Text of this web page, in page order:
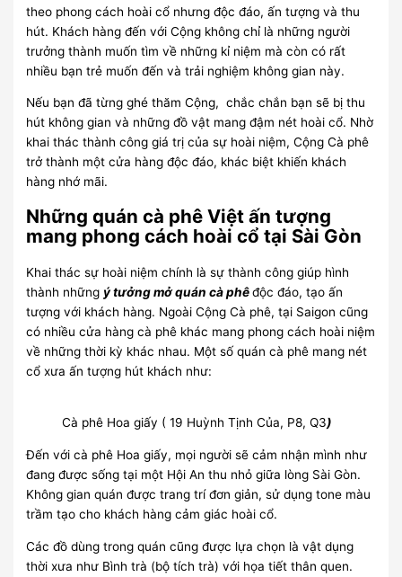
theo phong cách hoài cổ nhưng độc đáo, ấn tượng và thu
hút. Khách hàng đến với Cộng không chỉ là những người
trưởng thành muốn tìm về những kỉ niệm mà còn có rất
nhiều bạn trẻ muốn đến và trải nghiệm không gian này.
Nếu bạn đã từng ghé thăm Cộng, chắc chắn bạn sẽ bị thu
hút không gian và những đồ vật mang đậm nét hoài cổ. Nhờ
khai thác thành công giá trị của sự hoài niệm, Cộng Cà phê
trở thành một cửa hàng độc đáo, khác biệt khiến khách
hàng nhớ mãi.
Những quán cà phê Việt ấn tượng
mang phong cách hoài cổ tại Sài Gòn
Khai thác sự hoài niệm chính là sự thành công giúp hình
thành những ý tưởng mở quán cà phêđộc đáo, tạo ấn
tượng với khách hàng. Ngoài Cộng Cà phê, tại Saigon cũng
có nhiều cửa hàng cà phê khác mang phong cách hoài niệm
về những thời kỳ khác nhau. Một số quán cà phê mang nét
cổ xưa ấn tượng hút khách như:
Cà phê Hoa giấy ( 19 Huỳnh Tịnh Của, P8, Q3)
Đến với cà phê Hoa giấy, mọi người sẽ cảm nhận mình như
đang được sống tại một Hội An thu nhỏ giữa lòng Sài Gòn.
Không gian quán được trang trí đơn giản, sử dụng tone màu
trầm tạo cho khách hàng cảm giác hoài cổ.
Các đồ dùng trong quán cũng được lựa chọn là vật dụng
thời xưa như Bình trà (bộ tích trà) với họa tiết thân quen.